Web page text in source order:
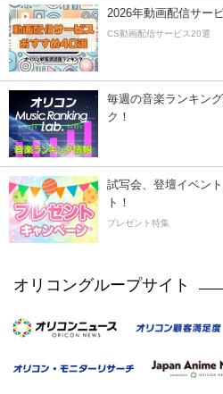
2026年動画配信サー
CS動画配信サービス20選
毎週の音楽ランキン
ク！
試写会、登壇イベン
ト！
プレゼント特集
オリコングループサイト